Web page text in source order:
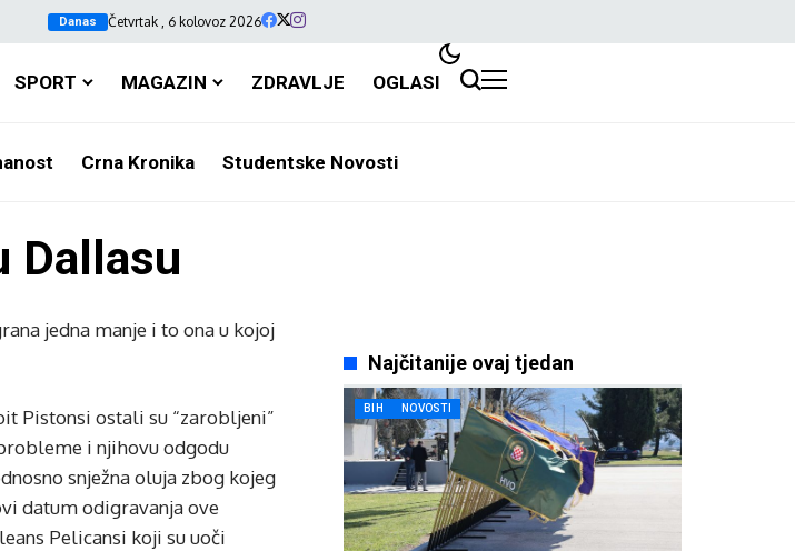
Danas Četvrtak , 6 kolovoz 2026
SPORT MAGAZIN ZDRAVLJE OGLASI
Crna Kronika Studentske Novosti
Dallasu
jedna manje i to ona u kojoj
Pistonsi ostali su “zarobljeni”
i njihovu odgodu
snježna oluja zbog kojeg
datum odigravanja ove
Pelicansi koji su uoči
Najčitanije ovaj tjedan
BIH NOVOSTI